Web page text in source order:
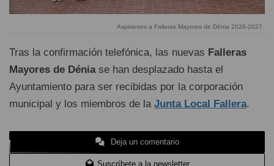
Aspirantes a Falleras Mayores de Dénia 2026-2027
Tras la confirmación telefónica, las nuevas Falleras
Mayores de Déniase han desplazado hasta el
Ayuntamiento para ser recibidas por la corporación
municipal y los miembros de la Junta Local Fallera.
Deja un comentario
Suscríbete a la newsletter